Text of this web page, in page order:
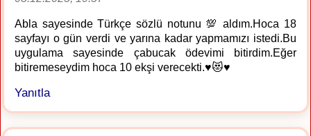
Abla sayesinde Türkçe sözlü notunu 💯 aldım.Hoca 18
sayfayı o gün verdi ve yarına kadar yapmamızı istedi.Bu
uygulama sayesinde çabucak ödevimi bitirdim.Eğer
bitiremeseydim hoca 10 ekşi verecekti.♥️😻♥️
Yanıtla